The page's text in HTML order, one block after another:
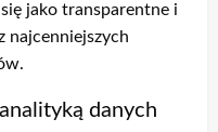
jako transparentne i
najcenniejszych
danych